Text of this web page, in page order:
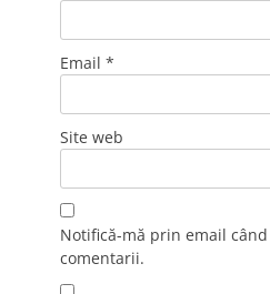
Email *
Site web
Notifică-mă prin email
comentarii.